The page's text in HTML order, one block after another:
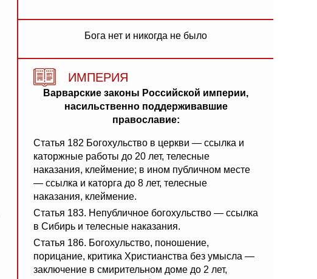
Бога нет и никогда не было
ИМПЕРИЯ
Варварские законы Российской империи,
насильственно поддерживавшие
православие:
Статья 182 Богохульство в церкви — ссылка и
каторжные работы до 20 лет, телесные
наказания, клеймение; в ином публичном месте
— ссылка и каторга до 8 лет, телесные
наказания, клеймение.
Статья 183. Непубличное богохульство — ссылка
в Сибирь и телесные наказания.
Статья 186. Богохульство, поношение,
порицание, критика Христианства без умысла —
заключение в смирительном доме до 2 лет,